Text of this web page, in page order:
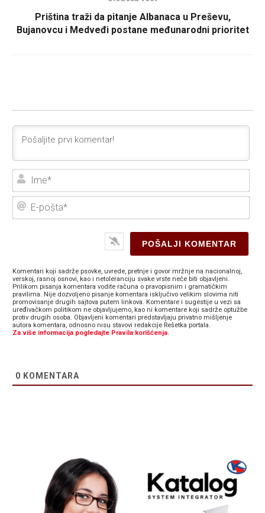
Priština traži da pitanje Albanaca u Preševu,
Bujanovcu i Medveđi postane međunarodni prioritet
E-
Komentari koji sadrže psovke, uvrede, pretnje i govor mržnje na nacionalnoj,
verskoj, rasnoj osnovi, kao i netoleranciju svake vrste neće biti objavljeni.
Prilikom pisanja komentara vodite računa o pravopisnim i gramatičkim
pravilima. Nije dozvoljeno pisanje komentara isključivo velikim slovima niti
promovisanje drugih sajtova putem linkova. Komentare i sugestije u vezi sa
uređivačkom politikom ne objavljujemo, kao ni komentare koji sadrže optužbe
protiv drugih osoba. Objavljeni komentari predstavljaju privatno mišljenje
autora komentara, odnosno nisu stavovi redakcije Rešetka portala.
Za više informacija pogledajte Pravila korišćenja.
0 KOMENTARA